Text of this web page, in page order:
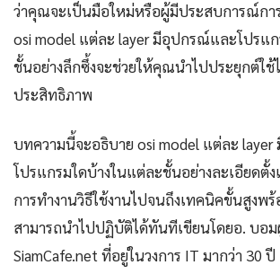
ว่าคุณจะเป็นมือใหม่หรือผู้มีประสบการณ์กา
osi model แต่ละ layer มีอุปกรณ์และโปรแ
ชั้นอย่างลึกซึ้งจะช่วยให้คุณนำไปประยุกต์ใช้
ประสิทธิภาพ
บทความนี้จะอธิบาย osi model แต่ละ
โปรแกรมใดบ้างในแต่ละชั้นอย่างละเอียดตั้
การทำงานวิธีใช้งานไปจนถึงเทคนิคขั้นสูงพร้
สามารถนำไปปฏิบัติได้ทันทีเขียนโดยอ. บอ
SiamCafe.net ที่อยู่ในวงการ IT มากว่า 30 ปี